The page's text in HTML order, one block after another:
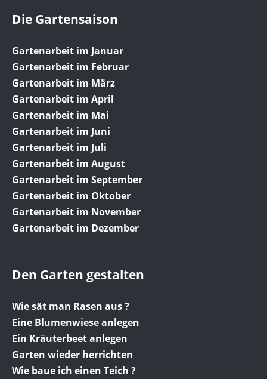
Die Gartensaison
Gartenarbeit im Januar
Gartenarbeit im Februar
Gartenarbeit im März
Gartenarbeit im April
Gartenarbeit im Mai
Gartenarbeit im Juni
Gartenarbeit im Juli
Gartenarbeit im August
Gartenarbeit im September
Gartenarbeit im Oktober
Gartenarbeit im November
Gartenarbeit im Dezember
Den Garten gestalten
Wie sät man Rasen aus ?
Eine Blumenwiese anlegen
Ein Kräuterbeet anlegen
Garten wieder herrichten
Wie baue ich einen Teich ?